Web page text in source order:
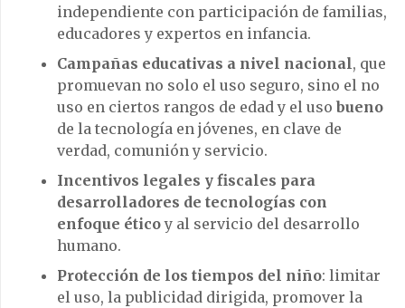
independiente con participación de familias,
educadores y expertos en infancia.
Campañas educativas a nivel nacional, que
promuevan no solo el uso seguro, sino el no
uso en ciertos rangos de edad y el uso bueno
de la tecnología en jóvenes, en clave de
verdad, comunión y servicio.
Incentivos legales y fiscales para
desarrolladores de tecnologías con
enfoque éticoy al servicio del desarrollo
humano.
Protección de los tiempos del niño: limitar
el uso, la publicidad dirigida, promover la